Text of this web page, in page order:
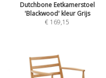
Dutchbone Eetkamerstoel
'Blackwood' kleur Grijs
€ 169,15